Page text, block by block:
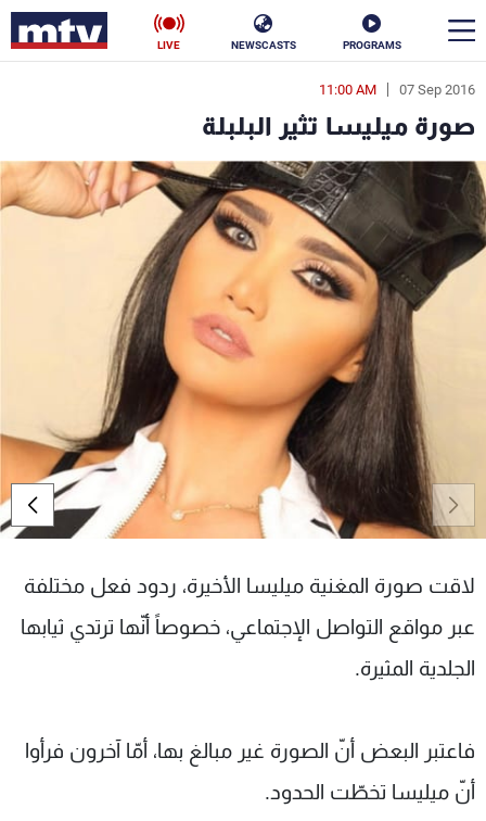
PROGRAMS
NEWSCASTS
LIVE
07 Sep 2016
11:00 AM
صورة ميليسا تثير البلبلة
لاقت صورة المغنية ميليسا الأخيرة، ردود فعل مختلفة
عبر مواقع التواصل الإجتماعي، خصوصاً أنّها ترتدي ثيابها
الجلدية المثيرة.
فاعتبر البعض أنّ الصورة غير مبالغ بها، أمّا آخرون فرأوا
أنّ ميليسا تخطّت الحدود.
en
الأخبار
سياسة ناس
إقتصاد فن
منوعات رياضة
كأس العالم
البرامج
جدول البرامج
شاهد البرامج
الترددات
الإنـتـاج
تواصل معنا